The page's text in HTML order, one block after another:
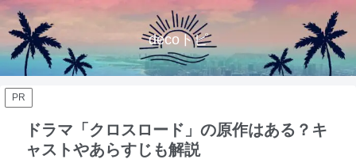
decoトピ
PR
ドラマ「クロスロード」の原作はある？キ
ャストやあらすじも解説